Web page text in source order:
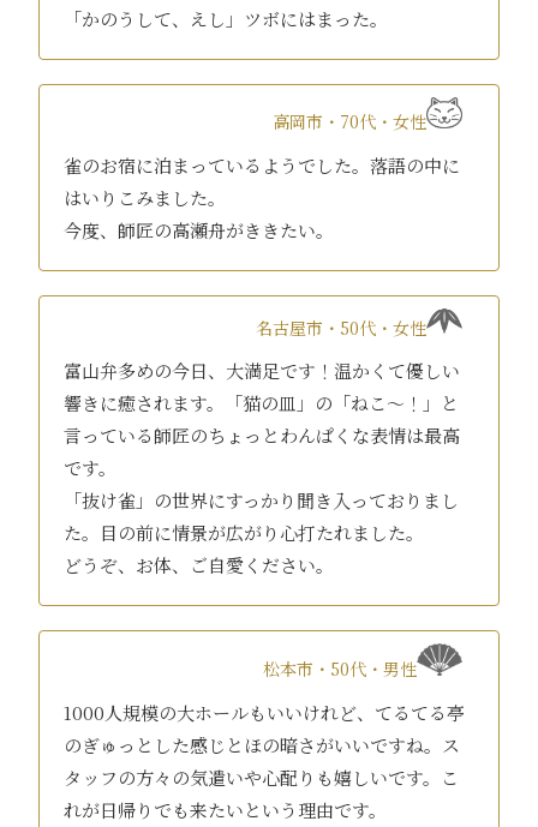
「かのうして、えし」ツボにはまった。
高岡市・70代・女性
雀のお宿に泊まっているようでした。落語の中に
はいりこみました。
今度、師匠の高瀬舟がききたい。
名古屋市・50代・女性
富山弁多めの今日、大満足です！温かくて優しい
響きに癒されます。「猫の皿」の「ねこ～！」と
言っている師匠のちょっとわんぱくな表情は最高
です。
「抜け雀」の世界にすっかり聞き入っておりまし
た。目の前に情景が広がり心打たれました。
どうぞ、お体、ご自愛ください。
松本市・50代・男性
1000人規模の大ホールもいいけれど、てるてる亭
のぎゅっとした感じとほの暗さがいいですね。ス
タッフの方々の気遣いや心配りも嬉しいです。こ
れが日帰りでも来たいという理由です。